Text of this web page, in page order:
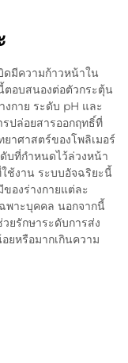
ดมีความก้าวหน้าใน
อบสนองต่อตัวกระตุ้น
กาย ระดับ pH และ
รปล่อยสารออกฤทธิ์ที่
าศาสตร์ของโพลิเมอร์
บที่กำหนดไว้ล่วงหน้า
ช้งาน ระบบอัจฉริยะนี้
องร่างกายแต่ละ
พาะบุคคล นอกจากนี้
ยรักษาระดับการส่ง
ยหรือมากเกินความ